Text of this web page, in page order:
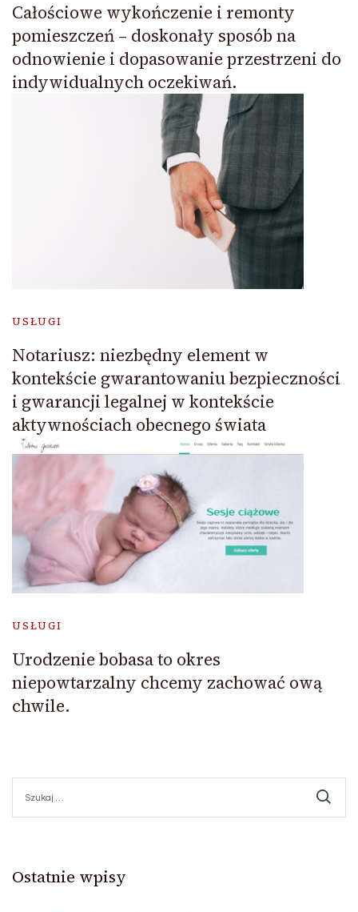
Całościowe wykończenie i remonty
pomieszczeń – doskonały sposób na
odnowienie i dopasowanie przestrzeni do
indywidualnych oczekiwań.
USŁUGI
Notariusz: niezbędny element w
kontekście gwarantowaniu bezpieczności
i gwarancji legalnej w kontekście
aktywnościach obecnego świata
USŁUGI
Urodzenie bobasa to okres
niepowtarzalny chcemy zachować ową
chwile.
Ostatnie wpisy